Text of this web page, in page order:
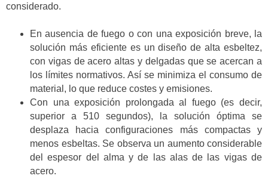
considerado.
En ausencia de fuego o con una exposición breve, la
solución más eficiente es un diseño de alta esbeltez,
con vigas de acero altas y delgadas que se acercan a
los límites normativos. Así se minimiza el consumo de
material, lo que reduce costes y emisiones.
Con una exposición prolongada al fuego (es decir,
superior a 510 segundos), la solución óptima se
desplaza hacia configuraciones más compactas y
menos esbeltas. Se observa un aumento considerable
del espesor del alma y de las alas de las vigas de
acero.